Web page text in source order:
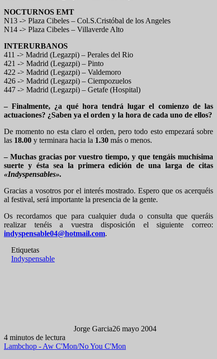
NOCTURNOS EMT
N13 -> Plaza Cibeles – Col.S.Cristóbal de los Angeles
N14 -> Plaza Cibeles – Villaverde Alto
INTERURBANOS
411 -> Madrid (Legazpi) – Perales del Rio
421 -> Madrid (Legazpi) – Pinto
422 -> Madrid (Legazpi) – Valdemoro
426 -> Madrid (Legazpi) – Ciempozuelos
447 -> Madrid (Legazpi) – Getafe (Hospital)
– Finalmente, ¿a qué hora tendrá lugar el comienzo de las
actuaciones? ¿Saben ya el orden y la hora de cada uno de ellos?
De momento no esta claro el orden, pero todo esto empezará sobre
las 18.00 y terminara hacia la 1.30 más o menos.
– Muchas gracias por vuestro tiempo, y que tengáis muchísima
suerte y ésta sea la primera edición de una larga de citas
«Indyspensables».
Gracias a vosotros por el interés mostrado. Espero que os acerquéis
al festival, será importante la presencia de la gente.
Os recordamos que para cualquier duda o consulta que queráis
realizar tenéis a vuestra disposición el siguiente correo:
indyspensable04@hotmail.com.
Etiquetas
Indyspensable
Jorge Garcia26 mayo 2004
4 minutos de lectura
Lambchop - Aw C'Mon/No You C'Mon